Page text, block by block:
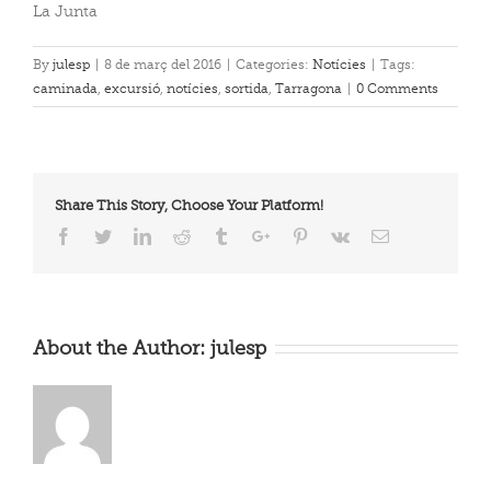
La Junta
By julesp | 8 de març del 2016 | Categories: Notícies | Tags:
caminada excursió notícies sortida Tarragona | 0 Comments
Share This Story, Choose Your Platform!
Facebook
TwitterLinkedinReddit TumblrGoogle+Pinterest
Vk Email
About the Author: julesp